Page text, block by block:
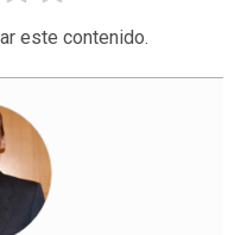
este contenido.